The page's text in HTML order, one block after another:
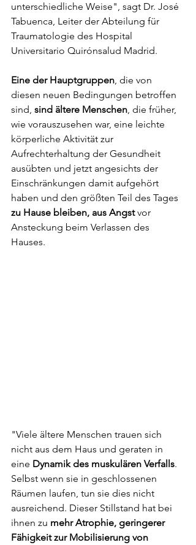
unterschiedliche Weise", sagt Dr. José
Tabuenca, Leiter der Abteilung für
Traumatologie des Hospital
Universitario Quirónsalud Madrid.
Eine der Hauptgruppen, die von
diesen neuen Bedingungen betroffen
sind, sind ältere Menschen, die früher,
wie vorauszusehen war, eine leichte
körperliche Aktivität zur
Aufrechterhaltung der Gesundheit
ausübten und jetzt angesichts der
Einschränkungen damit aufgehört
haben und den größten Teil des Tages
zu Hause bleiben, aus Angst vor
Ansteckung beim Verlassen des
Hauses.
"Viele ältere Menschen trauen sich
nicht aus dem Haus und geraten in
eine Dynamik des muskulären Verfalls.
Selbst wenn sie in geschlossenen
Räumen laufen, tun sie dies nicht
ausreichend. Dieser Stillstand hat bei
ihnen zu mehr Atrophie, geringerer
Fähigkeit zur Mobilisierung von